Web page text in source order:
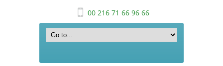
00 216 71 66 96 66